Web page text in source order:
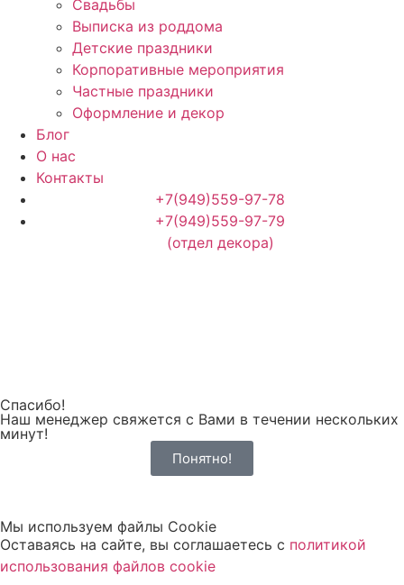
Cвадьбы
Выписка из роддома
Детские праздники
Корпоративные мероприятия
Частные праздники
Оформление и декор
Блог
О нас
Контакты
+7(949)559-97-78
+7(949)559-97-79
(отдел декора)
Спасибо!
Наш менеджер свяжется с Вами в течении нескольких
минут!
Понятно!
Мы используем файлы Cookie
Оставаясь на сайте, вы соглашаетесь c политикой
использования файлов cookie